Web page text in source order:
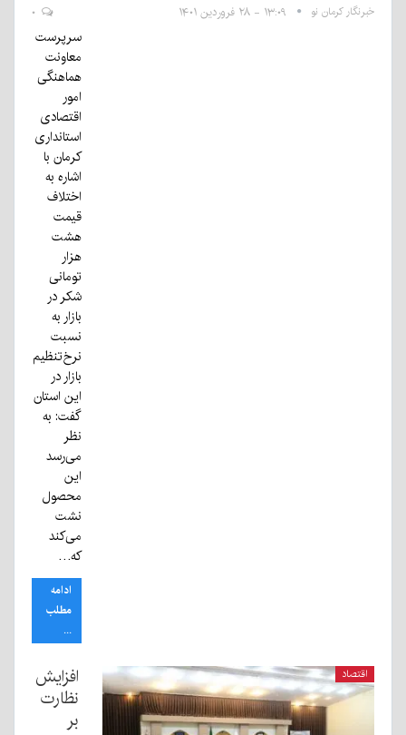
خبرنگار کرمان نو ۱۳:۰۹ - ۲۸ فروردین ۱۴۰۱
سرپرست
معاونت
هماهنگی
امور
اقتصادی
استانداری
کرمان با
اشاره به
اختلاف
قیمت
هشت
هزار
تومانی
شکر در
بازار به
نسبت
نرخ‌تنظیم
بازار در
این استان
گفت: به
نظر
می‌رسد
این
محصول
نشت
می‌کند
که…
ادامه
مطلب
...
اقتصاد
افزایش
نظارت
بر